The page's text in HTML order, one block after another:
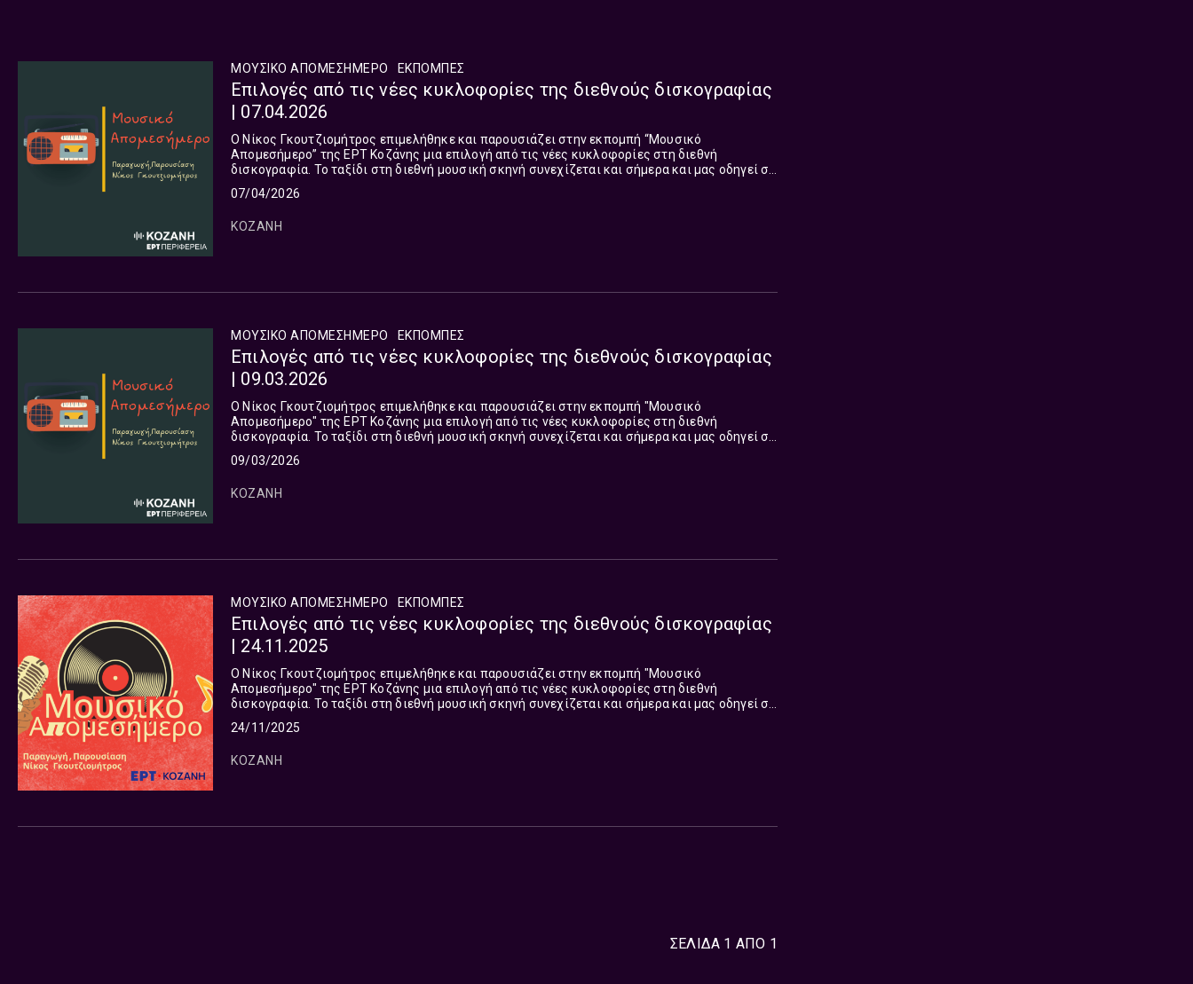
ΜΟΥΣΙΚΟ ΑΠΟΜΕΣΗΜΕΡΟ ΕΚΠΟΜΠΈΣ
Επιλογές από τις νέες κυκλοφορίες της διεθνούς δισκογραφίας
| 07.04.2026
Ο Νίκος Γκουτζιομήτρος επιμελήθηκε και παρουσιάζει στην εκπομπή “Μουσικό
Απομεσήμερο” της ΕΡΤ Κοζάνης μια επιλογή από τις νέες κυκλοφορίες στη διεθνή
δισκογραφία. Το ταξίδι στη διεθνή μουσική σκηνή συνεχίζεται και σήμερα και μας οδηγεί σε
07/04/2026
ΚΟΖΑΝΗ
ΜΟΥΣΙΚΟ ΑΠΟΜΕΣΗΜΕΡΟ ΕΚΠΟΜΠΈΣ
Επιλογές από τις νέες κυκλοφορίες της διεθνούς δισκογραφίας
| 09.03.2026
Ο Νίκος Γκουτζιομήτρος επιμελήθηκε και παρουσιάζει στην εκπομπή "Μουσικό
Απομεσήμερο" της ΕΡΤ Κοζάνης μια επιλογή από τις νέες κυκλοφορίες στη διεθνή
δισκογραφία. Το ταξίδι στη διεθνή μουσική σκηνή συνεχίζεται και σήμερα και μας οδηγεί σε
09/03/2026
ΚΟΖΑΝΗ
ΜΟΥΣΙΚΟ ΑΠΟΜΕΣΗΜΕΡΟ ΕΚΠΟΜΠΈΣ
Επιλογές από τις νέες κυκλοφορίες της διεθνούς δισκογραφίας
| 24.11.2025
Ο Νίκος Γκουτζιομήτρος επιμελήθηκε και παρουσιάζει στην εκπομπή "Μουσικό
Απομεσήμερο" της ΕΡΤ Κοζάνης μια επιλογή από τις νέες κυκλοφορίες στη διεθνή
δισκογραφία. Το ταξίδι στη διεθνή μουσική σκηνή συνεχίζεται και σήμερα και μας οδηγεί σε
24/11/2025
ΚΟΖΑΝΗ
ΣΕΛΙΔΑ 1 ΑΠΟ 1